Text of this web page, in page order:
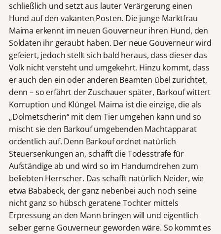
schließlich und setzt aus lauter Verärgerung einen
Hund auf den vakanten Posten. Die junge Marktfrau
Maima erkennt im neuen Gouverneur ihren Hund, den
Soldaten ihr geraubt haben. Der neue Gouverneur wird
gefeiert, jedoch stellt sich bald heraus, dass dieser das
Volk nicht versteht und umgekehrt. Hinzu kommt, dass
er auch den ein oder anderen Beamten übel zurichtet,
denn – so erfährt der Zuschauer später, Barkouf wittert
Korruption und Klüngel. Maima ist die einzige, die als
„Dolmetscherin“ mit dem Tier umgehen kann und so
mischt sie den Barkouf umgebenden Machtapparat
ordentlich auf. Denn Barkouf ordnet natürlich
Steuersenkungen an, schafft die Todesstrafe für
Aufständige ab und wird so im Handumdrehen zum
beliebten Herrscher. Das schafft natürlich Neider, wie
etwa Bababeck, der ganz nebenbei auch noch seine
nicht ganz so hübsch geratene Tochter mittels
Erpressung an den Mann bringen will und eigentlich
selber gerne Gouverneur geworden wäre. So kommt es